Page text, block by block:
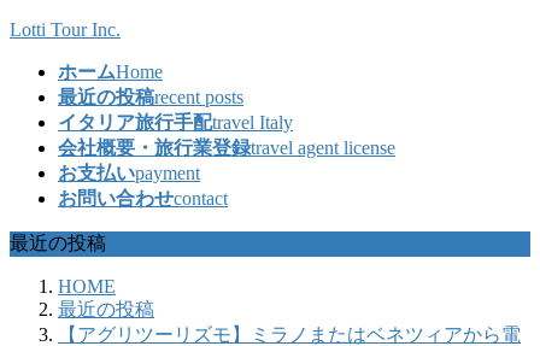
コ
ッ
プ
ナ
移
動
Lotti Tour Inc.
ホームHome
最近の投稿recent posts
イタリア旅行手配travel Italy
会社概要・旅行業登録travel agent license
お支払いpayment
お問い合わせcontact
最近の投稿
HOME
最近の投稿
【アグリツーリズモ】ミラノまたはベネツィアから電